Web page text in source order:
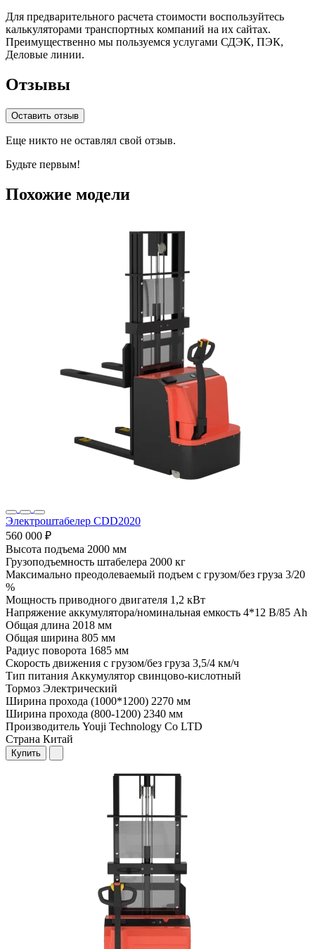
Для предварительного расчета стоимости воспользуйтесь
калькуляторами транспортных компаний на их сайтах.
Преимущественно мы пользуемся услугами СДЭК, ПЭК,
Деловые линии.
Отзывы
Оставить отзыв
Еще никто не оставлял свой отзыв.
Будьте первым!
Похожие модели
Электроштабелер CDD2020
560 000 ₽
Высота подъема 2000 мм
Грузоподъемность штабелера 2000 кг
Максимально преодолеваемый подъем с грузом/без груза 3/20
%
Мощность приводного двигателя 1,2 кВт
Напряжение аккумулятора/номинальная емкость 4*12 В/85 Ah
Общая длина 2018 мм
Общая ширина 805 мм
Радиус поворота 1685 мм
Скорость движения с грузом/без груза 3,5/4 км/ч
Тип питания Аккумулятор свинцово-кислотный
Тормоз Электрический
Ширина прохода (1000*1200) 2270 мм
Ширина прохода (800-1200) 2340 мм
Производитель Youji Technology Co LTD
Страна Китай
Купить